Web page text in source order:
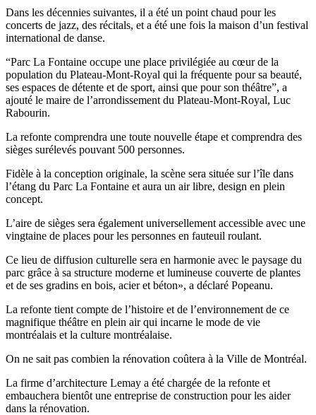
Dans les décennies suivantes, il a été un point chaud pour les
concerts de jazz, des récitals, et a été une fois la maison d’un festival
international de danse.
“Parc La Fontaine occupe une place privilégiée au cœur de la
population du Plateau-Mont-Royal qui la fréquente pour sa beauté,
ses espaces de détente et de sport, ainsi que pour son théâtre”, a
ajouté le maire de l’arrondissement du Plateau-Mont-Royal, Luc
Rabourin.
La refonte comprendra une toute nouvelle étape et comprendra des
sièges surélevés pouvant 500 personnes.
Fidèle à la conception originale, la scène sera située sur l’île dans
l’étang du Parc La Fontaine et aura un air libre, design en plein
concept.
L’aire de sièges sera également universellement accessible avec une
vingtaine de places pour les personnes en fauteuil roulant.
Ce lieu de diffusion culturelle sera en harmonie avec le paysage du
parc grâce à sa structure moderne et lumineuse couverte de plantes
et de ses gradins en bois, acier et béton», a déclaré Popeanu.
La refonte tient compte de l’histoire et de l’environnement de ce
magnifique théâtre en plein air qui incarne le mode de vie
montréalais et la culture montréalaise.
On ne sait pas combien la rénovation coûtera à la Ville de Montréal.
La firme d’architecture Lemay a été chargée de la refonte et
embauchera bientôt une entreprise de construction pour les aider
dans la rénovation.